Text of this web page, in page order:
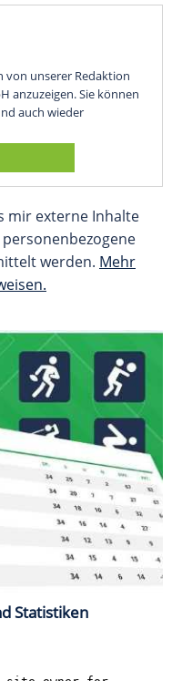
von unserer Redaktion
anzuzeigen. Sie können
auch wieder
mir externe Inhalte
werden. Mehr
Statistiken